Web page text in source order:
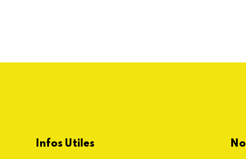
Infos Utiles